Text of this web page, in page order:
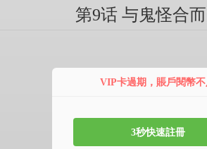
第9话 与鬼怪合
VIP卡過期，賬戶閱幣不
3秒快速註冊